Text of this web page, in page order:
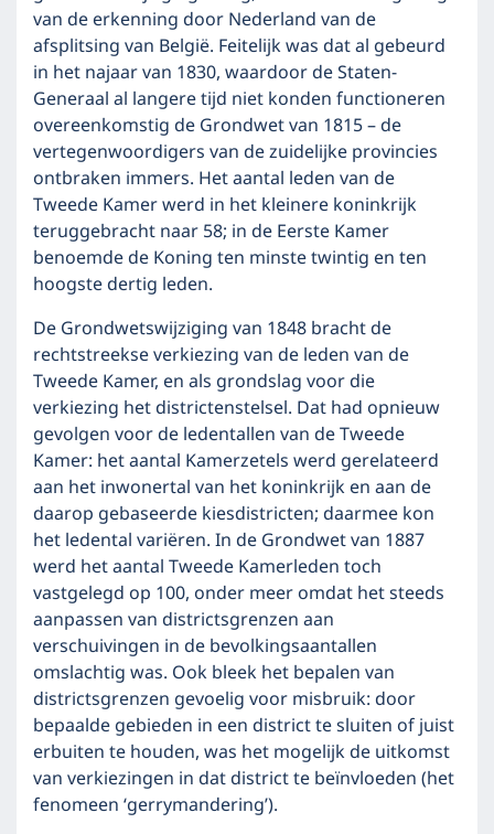
van de erkenning door Nederland van de
afsplitsing van België. Feitelijk was dat al gebeurd
in het najaar van 1830, waardoor de Staten-
Generaal al langere tijd niet konden functioneren
overeenkomstig de Grondwet van 1815 – de
vertegenwoordigers van de zuidelijke provincies
ontbraken immers. Het aantal leden van de
Tweede Kamer werd in het kleinere koninkrijk
teruggebracht naar 58; in de Eerste Kamer
benoemde de Koning ten minste twintig en ten
hoogste dertig leden.
De Grondwetswijziging van 1848 bracht de
rechtstreekse verkiezing van de leden van de
Tweede Kamer, en als grondslag voor die
verkiezing het districtenstelsel. Dat had opnieuw
gevolgen voor de ledentallen van de Tweede
Kamer: het aantal Kamerzetels werd gerelateerd
aan het inwonertal van het koninkrijk en aan de
daarop gebaseerde kiesdistricten; daarmee kon
het ledental variëren. In de Grondwet van 1887
werd het aantal Tweede Kamerleden toch
vastgelegd op 100, onder meer omdat het steeds
aanpassen van districtsgrenzen aan
verschuivingen in de bevolkingsaantallen
omslachtig was. Ook bleek het bepalen van
districtsgrenzen gevoelig voor misbruik: door
bepaalde gebieden in een district te sluiten of juist
erbuiten te houden, was het mogelijk de uitkomst
van verkiezingen in dat district te beïnvloeden (het
fenomeen ‘gerrymandering’).